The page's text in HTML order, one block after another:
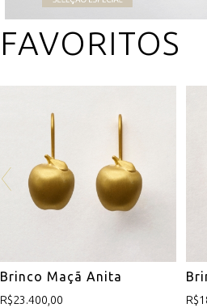
FAVORITOS
Brinco Maçã Anita
R$23.400,00